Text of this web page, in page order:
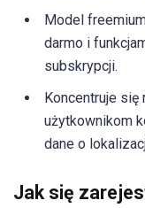
Model
darmo i
subskrypcji.
Koncentruje
użytkownikom
dane o
Jak się